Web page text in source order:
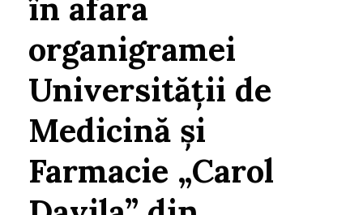
în afara
organigramei
Universității de
Medicină și
Farmacie „Carol